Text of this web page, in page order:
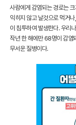
사람에게 감염되는 경로는
익히지 않고 날것으로 먹거
이 침투하여 발생한다. 우리
작년 한 해에만 68명이 감염
무서운 질병이다.